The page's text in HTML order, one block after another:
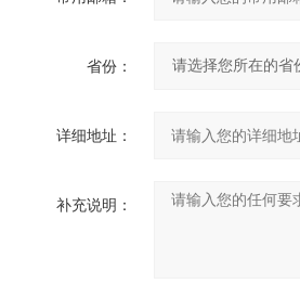
省份：
详细地址：
补充说明：